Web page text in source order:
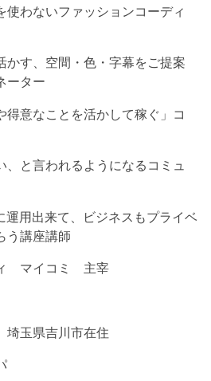
使わないファッションコーディ
かす、空間・色・字幕をご提案
ーター
得意なことを活かして稼ぐ」コ
、と言われるようになるコミュ
運用出来て、ビジネスもプライベ
う講座講師
ィ マイコミ 主宰
埼玉県吉川市在住